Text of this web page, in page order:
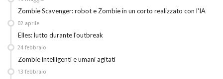
Zombie Scavenger: robot e Zombie in un corto realizzato con l'IA
Elles: lutto durante l'outbreak
02 aprile
Zombie intelligenti e umani agitati
24 febbraio
13 febbraio